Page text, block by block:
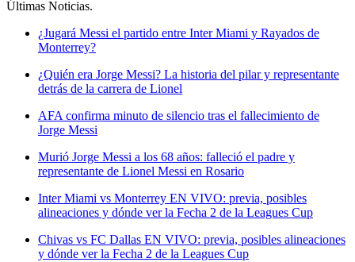
Últimas Noticias.
¿Jugará Messi el partido entre Inter Miami y Rayados de
Monterrey?
¿Quién era Jorge Messi? La historia del pilar y representante
detrás de la carrera de Lionel
AFA confirma minuto de silencio tras el fallecimiento de
Jorge Messi
Murió Jorge Messi a los 68 años: falleció el padre y
representante de Lionel Messi en Rosario
Inter Miami vs Monterrey EN VIVO: previa, posibles
alineaciones y dónde ver la Fecha 2 de la Leagues Cup
Chivas vs FC Dallas EN VIVO: previa, posibles alineaciones
y dónde ver la Fecha 2 de la Leagues Cup